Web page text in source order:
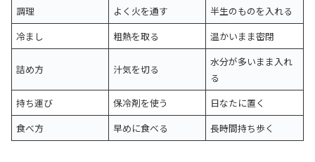
調理
よく火を通す
半生のものを入れる
冷まし
粗熱を取る 温かいまま密閉
詰め方 汁気を切る
水分が多いまま入れ
る
持ち運び
保冷剤を使う
日なたに置く
食べ方
早めに食べる 長時間持ち歩く